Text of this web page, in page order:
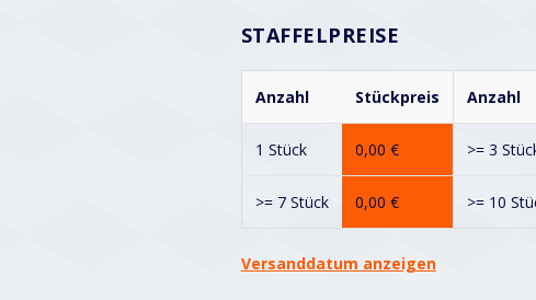
STAFFELPREISE
Anzahl Stückpreis Anzahl
1 Stück 0,00 € >= 3
>= 7 Stück 0,00 € >= 10
Versanddatum anzeigen